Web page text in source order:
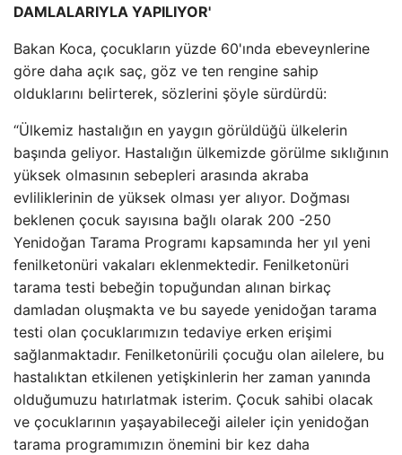
DAMLALARIYLA YAPILIYOR'
Bakan Koca, çocukların yüzde 60'ında ebeveynlerine
göre daha açık saç, göz ve ten rengine sahip
olduklarını belirterek, sözlerini şöyle sürdürdü:
“Ülkemiz hastalığın en yaygın görüldüğü ülkelerin
başında geliyor. Hastalığın ülkemizde görülme sıklığının
yüksek olmasının sebepleri arasında akraba
evliliklerinin de yüksek olması yer alıyor. Doğması
beklenen çocuk sayısına bağlı olarak 200 -250
Yenidoğan Tarama Programı kapsamında her yıl yeni
fenilketonüri vakaları eklenmektedir. Fenilketonüri
tarama testi bebeğin topuğundan alınan birkaç
damladan oluşmakta ve bu sayede yenidoğan tarama
testi olan çocuklarımızın tedaviye erken erişimi
sağlanmaktadır. Fenilketonürili çocuğu olan ailelere, bu
hastalıktan etkilenen yetişkinlerin her zaman yanında
olduğumuzu hatırlatmak isterim. Çocuk sahibi olacak
ve çocuklarının yaşayabileceği aileler için yenidoğan
tarama programımızın önemini bir kez daha